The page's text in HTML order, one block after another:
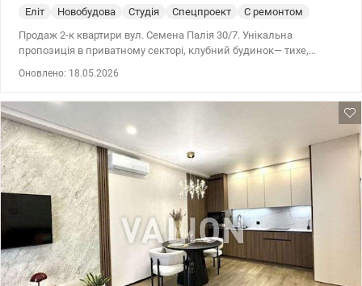
Еліт Новобудова Студія Спецпроект
С ремонтом
Продаж 2-к квартири вул. Семена Палія 30/7. Унікальна
пропозиція в приватному секторі, клубний будинок— тихе,
виконано сучасний ремонт. Встановлені панорамні вікна з
напиленням, що забезпечують багато природного світла та
тишу. Високі стелі додають відчуття простору. 044 200 10 80
valion.ua/1148662
Оновлено: 18.05.2026